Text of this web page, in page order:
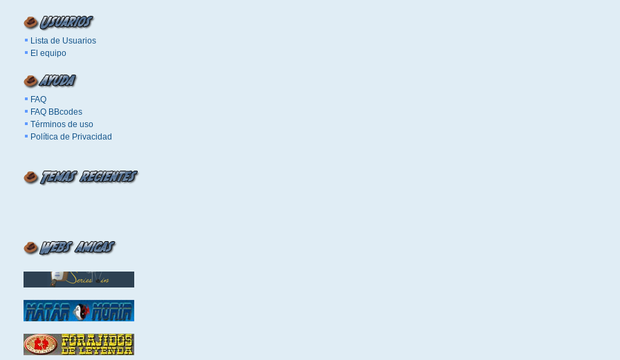
Lista de Usuarios
El equipo
FAQ
FAQ BBcodes
Términos de uso
Política de Privacidad